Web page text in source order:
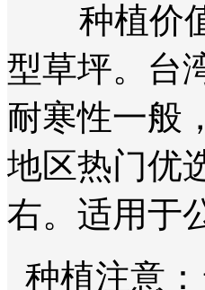
种植价值
型草坪。台
耐寒性一般
地区热门优
右。适用于
种植注意